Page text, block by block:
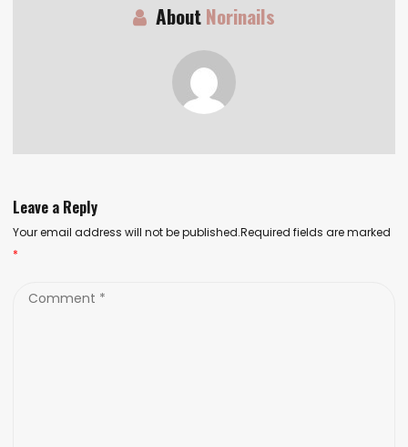
AboutNorinails
Leave a Reply
Your email address will not be published.Required fields are marked
*
Comment